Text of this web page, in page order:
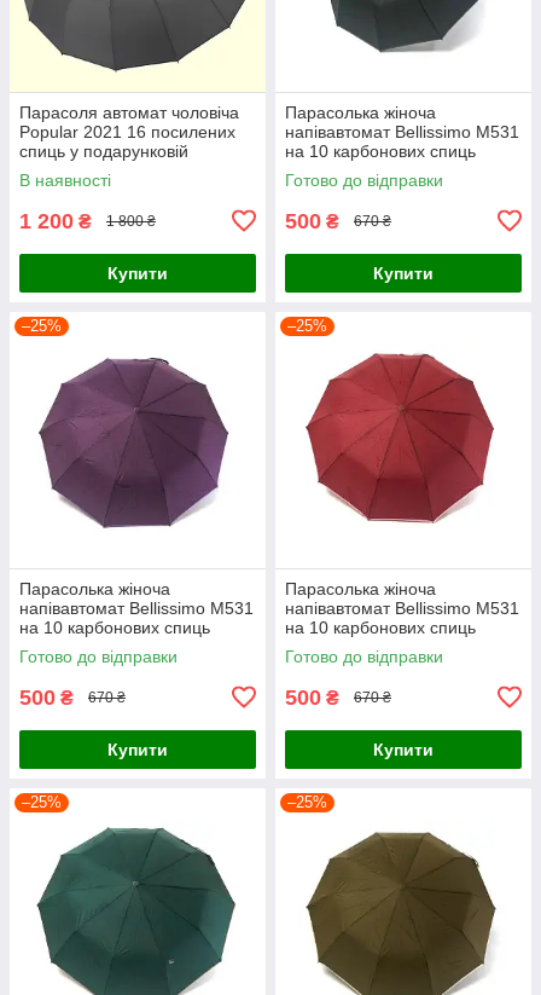
Парасоля автомат чоловіча
Popular 2021 16 посилених
спиць у подарунковій
упаковці купол 106 см
Чорний
В наявності
1 200 ₴ 1 800 ₴
Купити
Парасолька жіноча
напівавтомат Bellissimo M531
на 10 карбонових спиць
Чорний з сірою облямівкою
смужкою
Готово до відправки
500 ₴ 670 ₴
Купити
–25%
Парасолька жіноча
напівавтомат Bellissimo M531
на 10 карбонових спиць
Фіолетова з бузковою
облямівкою смужкою
Готово до відправки
500 ₴ 670 ₴
Купити
–25%
Парасолька жіноча
напівавтомат Bellissimo M531
на 10 карбонових спиць
Червона з рожевою
облямівкою смужкою
Готово до відправки
500 ₴ 670 ₴
Купити
–25% –25%